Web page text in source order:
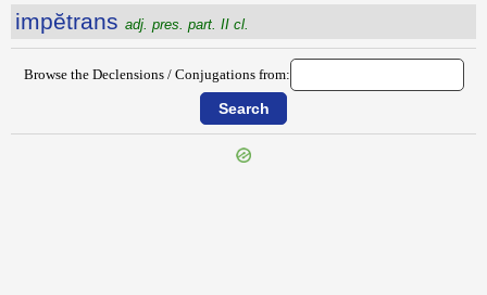
impĕtrans adj. pres. part. II cl.
Browse the Declensions / Conjugations from: